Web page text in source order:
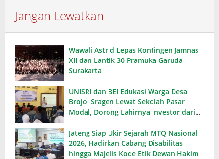
Jangan Lewatkan
Wawali Astrid Lepas Kontingen Jamnas
XII dan Lantik 30 Pramuka Garuda
Surakarta
UNISRI dan BEI Edukasi Warga Desa
Brojol Sragen Lewat Sekolah Pasar
Modal, Dorong Lahirnya Investor dari
Jateng Siap Ukir Sejarah MTQ Nasional
2026, Hadirkan Cabang Disabilitas
hingga Majelis Kode Etik Dewan Hakim